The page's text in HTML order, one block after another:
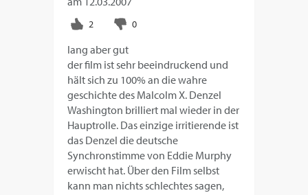
lang aber gut
der film ist sehr beeindruckend und
hält sich zu 100% an die wahre
geschichte des Malcolm X. Denzel
Washington brilliert mal wieder in der
Hauptrolle. Das einzige irritierende ist
das Denzel die deutsche
Synchronstimme von Eddie Murphy
erwischt hat. Über den Film selbst
kann man nichts schlechtes sagen,